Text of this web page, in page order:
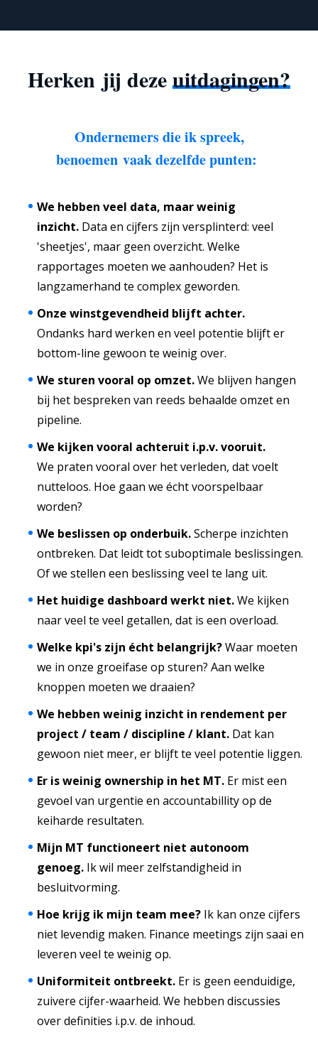
Herken jij dezeuitdagingen?
Ondernemers die ik spreek,
benoemen vaak dezelfde punten:
We hebben veel data, maar weinig
inzicht. Data en cijfers zijn versplinterd: veel
'sheetjes', maar geen overzicht. Welke
rapportages moeten we aanhouden? Het is
langzamerhand te complex geworden.
Onze winstgevendheid blijft achter.
Ondanks hard werken en veel potentie blijft er
bottom-line gewoon te weinig over.
We sturen vooral op omzet.We blijven hangen
bij het bespreken van reeds behaalde omzet en
pipeline.
We kijken vooral achteruit i.p.v. vooruit.
We praten vooral over het verleden, dat voelt
nutteloos. Hoe gaan we écht voorspelbaar
worden?
We beslissen op onderbuik.Scherpe inzichten
ontbreken. Dat leidt tot suboptimale beslissingen.
Of we stellen een beslissing veel te lang uit.
Het huidige dashboard werkt niet.We kijken
naar veel te veel getallen, dat is een overload.
Welke kpi's zijn écht belangrijk?Waar moeten
we in onze groeifase op sturen? Aan welke
knoppen moeten we draaien?
We hebben weinig inzicht in rendement per
project / team / discipline / klant. Dat kan
gewoon niet meer, er blijft te veel potentie liggen.
Er is weinig ownership in het MT. Er mist een
gevoel van urgentie en accountabillity op de
keiharde resultaten.
Mijn MT functioneert niet autonoom
genoeg. Ik wil meer zelfstandigheid in
besluitvorming.
Hoe krijg ik mijn team mee? Ik kan onze cijfers
niet levendig maken. Finance meetings zijn saai en
leveren veel te weinig op.
Uniformiteit ontbreekt. Er is geen eenduidige,
zuivere cijfer-waarheid. We hebben discussies
over definities i.p.v. de inhoud.